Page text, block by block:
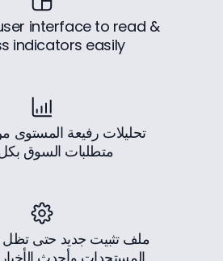
interface to read &
indicators easily
تحليلات رفيعة المستوى
متطلبات السوق
ملف تثبيت جديد حتى